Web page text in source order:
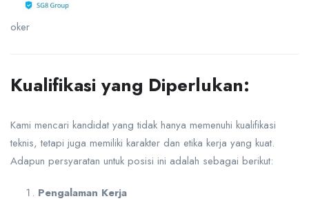
oker
Kualifikasi yang Diperlukan:
Kami mencari kandidat yang tidak hanya memenuhi kualifikasi
teknis, tetapi juga memiliki karakter dan etika kerja yang kuat.
Adapun persyaratan untuk posisi ini adalah sebagai berikut:
Pengalaman Kerja